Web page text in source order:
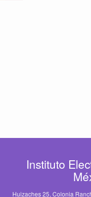
Instituto
Huizaches 25, Colonia